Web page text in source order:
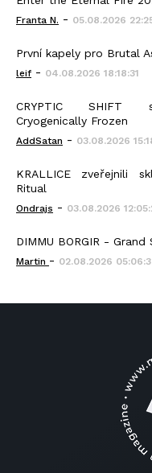
Franta N. - 05.08.2026
První kapely pro Brutal
leif - 04.08.2026 18:18:31
CRYPTIC SHIFT
Cryogenically Frozen
AddSatan - 03.08.2026
KRALLICE zveřejnili
Ritual
Ondrajs - 03.08.2026
DIMMU BORGIR - Grand
Martin - 02.08.2026